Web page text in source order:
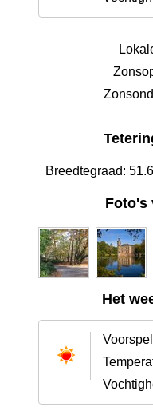
Breedtegraad:
Foto's
Het